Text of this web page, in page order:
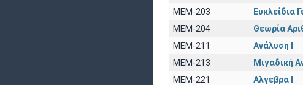
ΜΕΜ-203
Ευκλείδια
ΜΕΜ-204
Θεωρία
ΜΕΜ-211
Ανάλυση Ι
ΜΕΜ-213
Μιγαδική
ΜΕΜ-221
Αλγεβρα Ι